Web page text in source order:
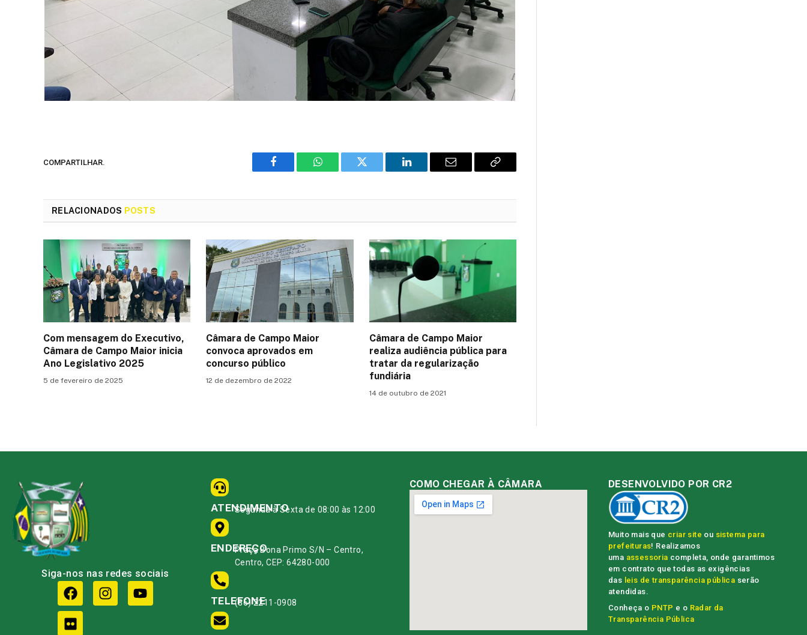
COMPARTILHAR.
Facebook WhatsAppTwitter LinkedIn E-
Copiar
RELACIONADOS POSTS
Com mensagem do Executivo,
Câmara de Campo Maior inicia
Ano Legislativo 2025
5 de fevereiro de 2025
Câmara de Campo Maior
convoca aprovados em
concurso público
12 de dezembro de 2022
Câmara de Campo Maior
realiza audiência pública para
tratar da regularização
fundiária
14 de outubro de 2021
Siga-nos nas redes sociais
ATENDIMENTO
Segunda à Sexta de 08:00 às 12:00
ENDEREÇO
Praça Bona Primo S/N – Centro,
Centro, CEP: 64280-000
TELEFONE
(86) 2211-0908
COMO CHEGAR À CÂMARA DESENVOLVIDO POR CR2
Muito mais que criar site ou sistema para
prefeituras! Realizamos
uma assessoria completa, onde garantimos
em contrato que todas as exigências
das leis de transparência pública serão
atendidas.
Conheça o PNTP e o Radar da
Transparência Pública